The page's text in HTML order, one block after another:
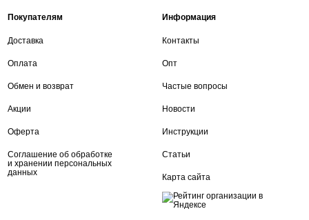
Покупателям
Доставка
Оплата
Обмен и возврат
Акции
Оферта
Соглашение об обработке
и хранении персональных
данных
Информация
Контакты
Опт
Частые вопросы
Новости
Инструкции
Статьи
Карта сайта